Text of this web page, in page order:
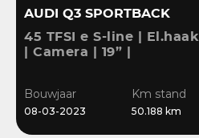
AUDI Q3 SPORTBACK
45 TFSI e S-line | El.haak
| Camera | 19” |
Bouwjaar
08-03-2023
Km stand
50.188 km